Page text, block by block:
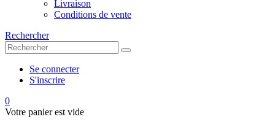
Livraison
Conditions de vente
Rechercher
Se connecter
S'inscrire
0
Votre panier est vide